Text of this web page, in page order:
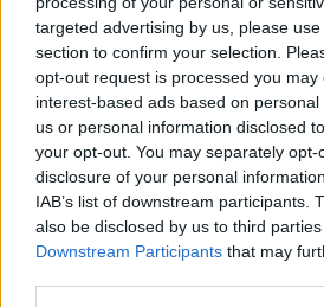
targeted advertising by us, please
section to confirm your selection.
opt-out request is processed you may
interest-based ads based on
us or personal information disclosed
your opt-out. You may separately
disclosure of your personal
IAB’s list of downstream participants.
also be disclosed by us to third
Downstream Participants that may
Area di sosta (PS)
Agriturismo Tenuta
8,6
Servizi / Posizione
Nel cuore della Franciacorta, là
Cazzago San Martino (BS) - 77.4km